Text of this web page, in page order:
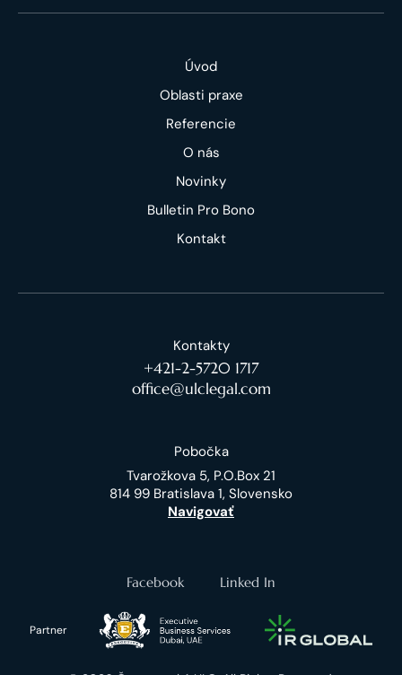
Úvod
Oblasti praxe
Referencie
O nás
Novinky
Bulletin Pro Bono
Kontakt
Kontakty
+421-2-5720 1717
office@ulclegal.com
Pobočka
Tvarožkova 5, P.O.Box 21
814 99 Bratislava 1, Slovensko
Navigovať
Facebook Linked In
Partner